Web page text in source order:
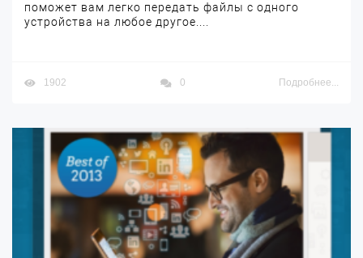
поможет вам легко передать файлы с одного
устройства на любое другое....
1902 0 Подробнее...